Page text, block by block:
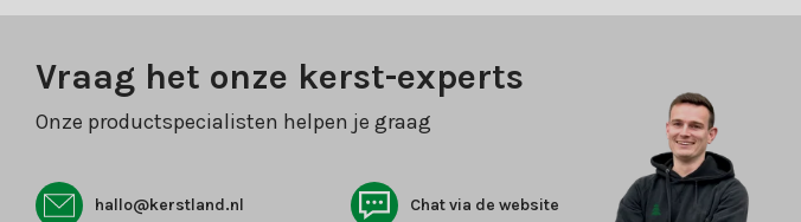
Vraag het onze kerst-experts
Onze productspecialisten helpen je graag
hallo@kerstland.nl Chat via de website